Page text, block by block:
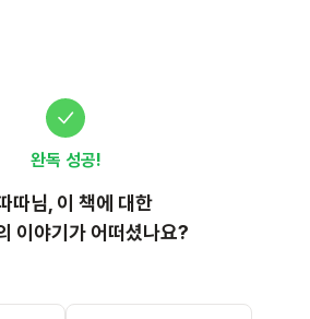
완독 성공!
따님, 이 책에 대한
이야기가 어떠셨나요?